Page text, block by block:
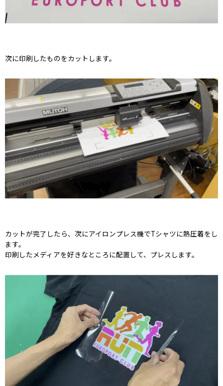
次に印刷したものをカットします。
カットが完了したら、次にアイロンプレス機でTシャツに熱圧着をし
ます。
印刷したメディアを好きなところに配置して、プレスします。